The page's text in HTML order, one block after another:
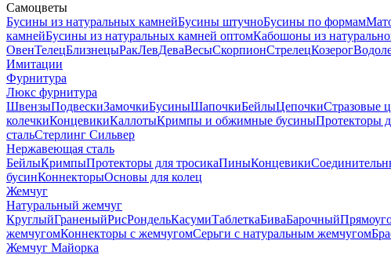
Самоцветы
Бусины из натуральных камнейБусины штучноБусины по формам
камнейБусины из натуральных камней оптомКабошоны из
ОвенТелецБлизнецыРакЛевДеваВесыСкорпионСтрелецКозерог
Имитации
Фурнитура
Люкс фурнитура
ШвензыПодвескиЗамочкиБусиныШапочкиБейлыЦепочкиСтразовые
колечкиКонцевикиКаллотыКримпы и обжимные бусиныПротекторы
стальСтерлинг Сильвер
Нержавеющая сталь
БейлыКримпыПротекторы для тросикаПиныКонцевики
бусинКоннекторыОсновы для колец
Жемчуг
Натуральный жемчуг
КруглыйГраненыйРисРондельКасумиТаблеткаБиваБарочный
жемчугомКоннекторы с жемчугомСерьги с натуральным жемчугом
Жемчуг Майорка